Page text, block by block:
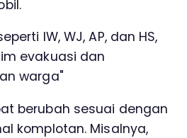
IW, WJ, AP, dan HS,
evakuasi dan
warga"
berubah sesuai dengan
komplotan. Misalnya,